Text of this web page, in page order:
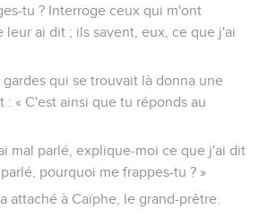
tu ? Interroge ceux qui m'ont
leur ai dit ; ils savent, eux, ce que j'ai
qui se trouvait là donna une
: « C'est ainsi que tu réponds au
mal parlé, explique-moi ce que j'ai dit
pourquoi me frappes-tu ? »
attaché à Caïphe, le grand-prêtre.